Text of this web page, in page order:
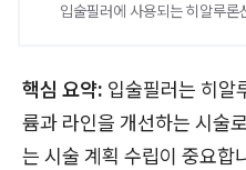
입술필러에 사용되는 히알루론
핵심 요약: 입술필러는 히알
륨과 라인을 개선하는 시술
는 시술 계획 수립이 중요합